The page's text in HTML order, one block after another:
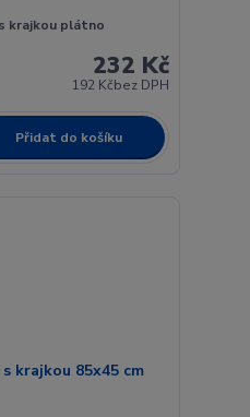
krajkou plátno
232 Kč
192 Kčbez DPH
Přidat do košíku